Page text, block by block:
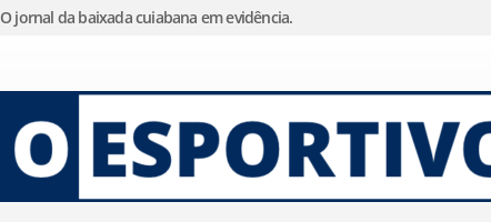
para
o
conteúdo
O jornal da baixada cuiabana em evidência.